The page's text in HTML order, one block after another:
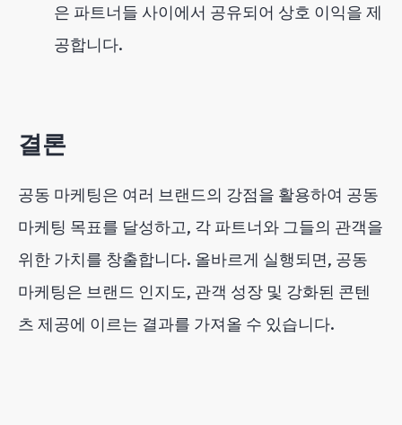
은 파트너들 사이에서 공유되어 상호 이익을 제
공합니다.
결론
공동 마케팅은 여러 브랜드의 강점을 활용하여 공동
마케팅 목표를 달성하고, 각 파트너와 그들의 관객을
위한 가치를 창출합니다. 올바르게 실행되면, 공동
마케팅은 브랜드 인지도, 관객 성장 및 강화된 콘텐
츠 제공에 이르는 결과를 가져올 수 있습니다.